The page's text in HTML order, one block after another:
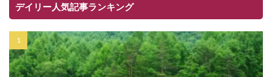
デイリー人気記事ランキング